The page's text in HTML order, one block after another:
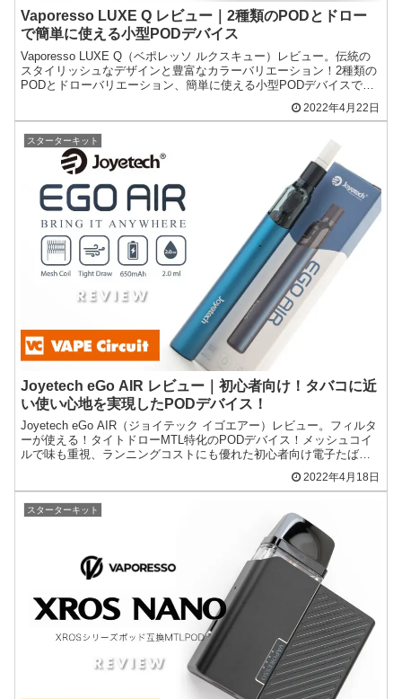
Vaporesso LUXE Q レビュー｜2種類のPODとドロー
で簡単に使える小型PODデバイス
Vaporesso LUXE Q（ベポレッソ ルクスキュー）レビュー。伝統の
スタイリッシュなデザインと豊富なカラーバリエーション！2種類の
PODとドローバリエーション、簡単に使える小型PODデバイスで
2022年4月22日
スターターキット
Joyetech eGo AIR レビュー｜初心者向け！タバコに近
い使い心地を実現したPODデバイス！
Joyetech eGo AIR（ジョイテック イゴエアー）レビュー。フィルタ
ーが使える！タイトドローMTL特化のPODデバイス！メッシュコイ
ルで味も重視、ランニングコストにも優れた初心者向け電子たばこ
2022年4月18日
スターターキット